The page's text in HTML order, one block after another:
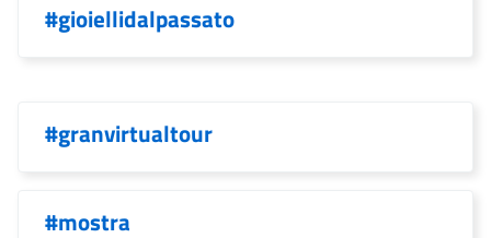
#gioiellidalpassato
#granvirtualtour
#mostra